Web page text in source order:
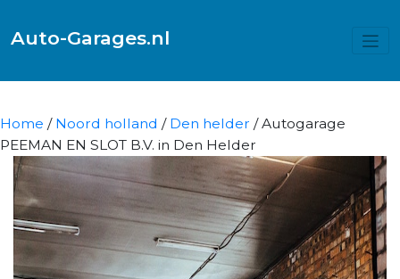
Auto-Garages.nl
Home / Noord holland / Den helder / Autogarage
PEEMAN EN SLOT B.V. in Den Helder